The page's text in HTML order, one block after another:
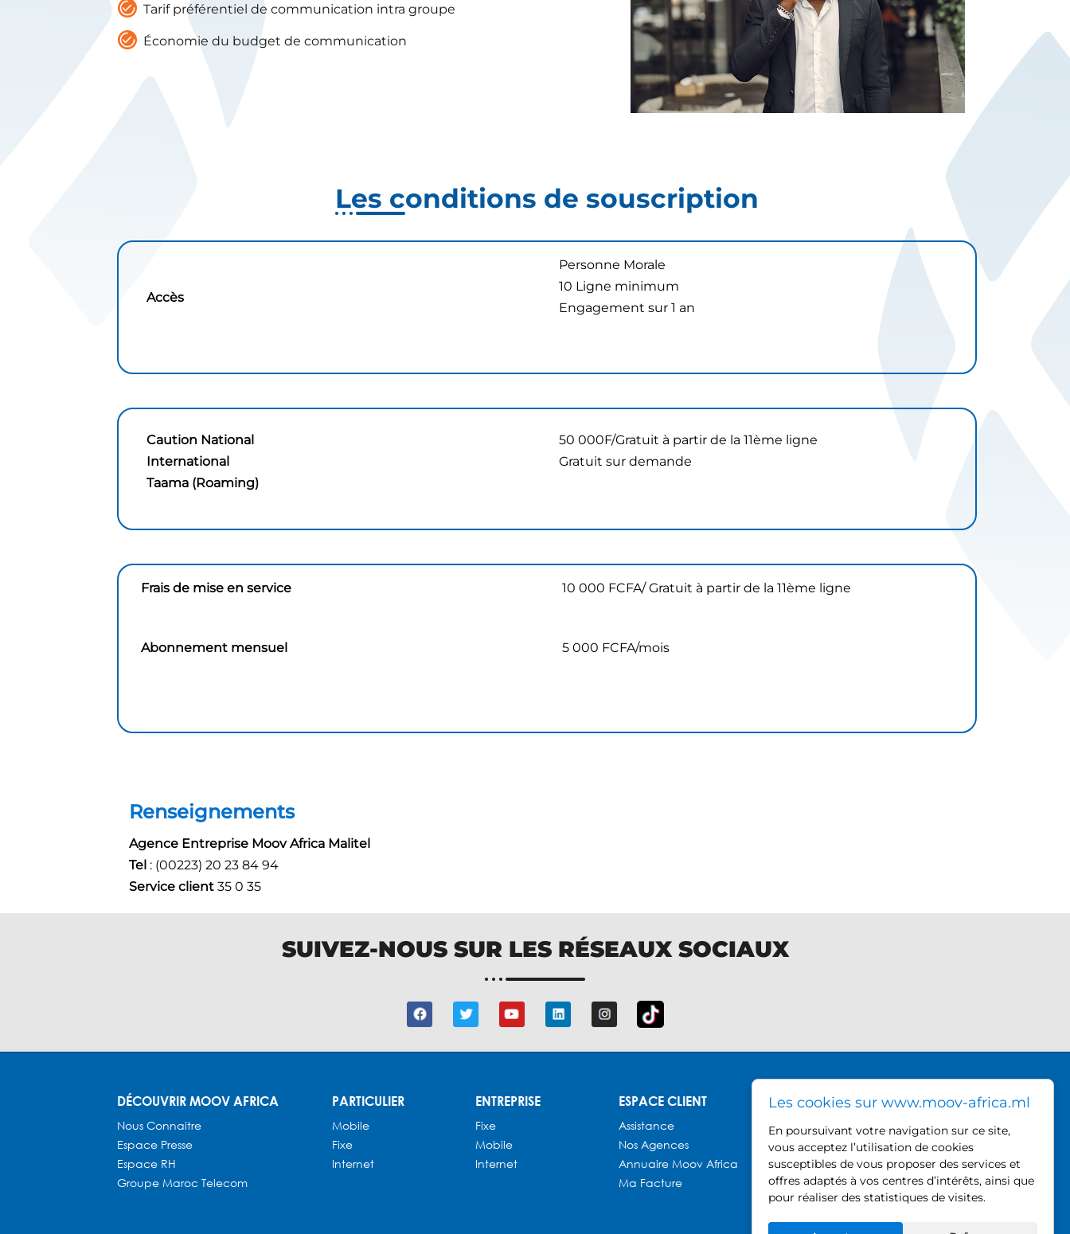
Tarif préférentiel de communication intra groupe
Économie du budget de communication
Les conditions de souscription
Accès
Personne Morale
10 Ligne minimum
Engagement sur 1 an
Caution National
International
Taama (Roaming)
50 000F/Gratuit à partir de la 11ème ligne
Gratuit sur demande
Frais de mise en service 10 000 FCFA/ Gratuit à partir de la 11ème ligne
Abonnement mensuel 5 000 FCFA/mois
Renseignements
Agence Entreprise Moov Africa Malitel
Tel : (00223) 20 23 84 94
Service client 35 0 35
SUIVEZ-NOUS SUR LES RÉSEAUX SOCIAUX
DÉCOUVRIR MOOV AFRICA
Nous Connaitre
Espace Presse
Espace RH
Groupe Maroc Telecom
PARTICULIER
Mobile
Fixe
Internet
ENTREPRISE
Fixe
Mobile
Internet
ESPACE CLIENT
Assistance
Nos Agences
Annuaire Moov Africa
Ma Facture
DIRECTION GÉNÉRALE MOOV
Hamdallaye ACI 2000,
près du Palais des Sports
BP 740, Bamako - Mali
Tel : +223 20 21 52 80
Fax : +223 20 21 30 22
Les cookies sur www.moov-africa.ml
En poursuivant votre navigation sur ce site,
vous acceptez l’utilisation de cookies
susceptibles de vous proposer des services et
offres adaptés à vos centres d’intérêts, ainsi que
pour réaliser des statistiques de visites.